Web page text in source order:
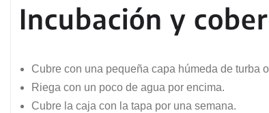
Incubación y
Cubre con una pequeña capa húmeda de turba
Riega con un poco de agua por encima.
Cubre la caja con la tapa por una semana.